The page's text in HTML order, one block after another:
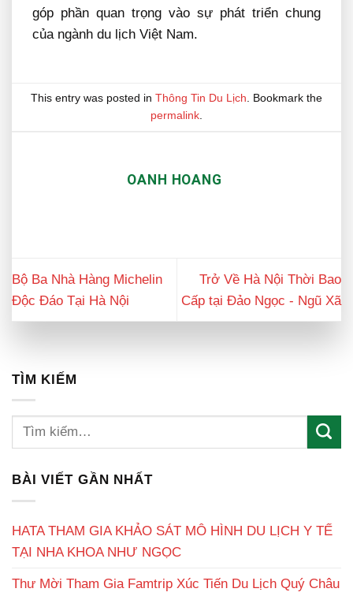
góp phần quan trọng vào sự phát triển chung
của ngành du lịch Việt Nam.
This entry was posted in Thông Tin Du Lịch. Bookmark the
permalink.
OANH HOANG
Bộ Ba Nhà Hàng Michelin
Độc Đáo Tại Hà Nội
Trở Về Hà Nội Thời Bao
Cấp tại Đảo Ngọc - Ngũ Xã
TÌM KIẾM
BÀI VIẾT GẦN NHẤT
HATA THAM GIA KHẢO SÁT MÔ HÌNH DU LỊCH Y TẾ
TẠI NHA KHOA NHƯ NGỌC
Thư Mời Tham Gia Famtrip Xúc Tiến Du Lịch Quý Châu